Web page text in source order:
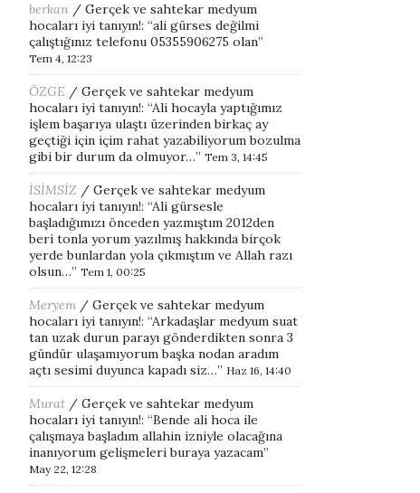
berkan / Gerçek ve sahtekar medyum
hocaları iyi tanıyın!: “ali gürses değilmi
çalıştığınız telefonu 05355906275 olan”
Tem 4, 12:23
ÖZGE / Gerçek ve sahtekar medyum
hocaları iyi tanıyın!: “Ali hocayla yaptığımız
işlem başarıya ulaştı üzerinden birkaç ay
geçtiği için içim rahat yazabiliyorum bozulma
gibi bir durum da olmuyor…” Tem 3, 14:45
İSİMSİZ / Gerçek ve sahtekar medyum
hocaları iyi tanıyın!: “Ali gürsesle
başladığımızı önceden yazmıştım 2012den
beri tonla yorum yazılmış hakkında birçok
yerde bunlardan yola çıkmıştım ve Allah razı
olsun…” Tem 1, 00:25
Meryem / Gerçek ve sahtekar medyum
hocaları iyi tanıyın!: “Arkadaşlar medyum suat
tan uzak durun parayı gönderdikten sonra 3
gündür ulaşamıyorum başka nodan aradım
açtı sesimi duyunca kapadı siz…” Haz 16, 14:40
Murat / Gerçek ve sahtekar medyum
hocaları iyi tanıyın!: “Bende ali hoca ile
çalışmaya başladım allahin izniyle olacağına
inanıyorum gelişmeleri buraya yazacam”
May 22, 12:28